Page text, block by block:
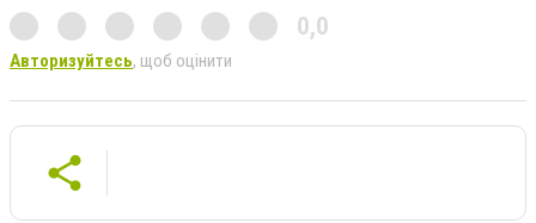
0,0
Авторизуйтесь, щоб оцінити